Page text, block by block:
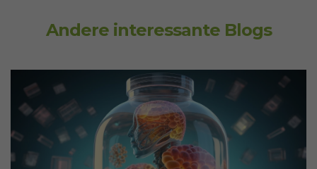
Andere interessante Blogs